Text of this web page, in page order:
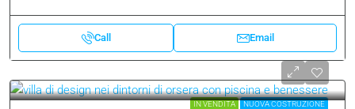
Call Email
IN VENDITA NUOVA COSTRUZIONE